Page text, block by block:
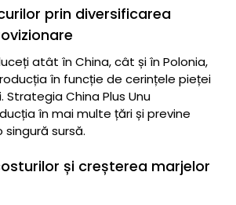
prin diversificarea
atât în China, cât și în Polonia,
în funcție de cerințele pieței
Strategia China Plus Unu
în mai multe țări și previne
sursă.
și creșterea marjelor